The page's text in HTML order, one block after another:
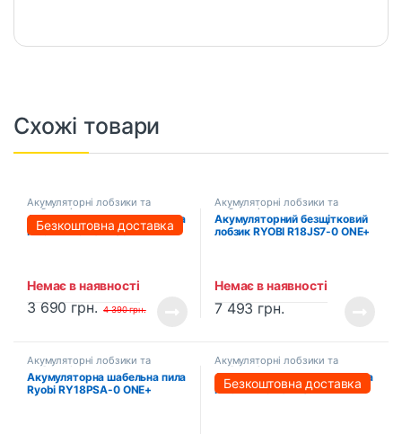
Схожі товари
Акумуляторні лобзики та
шабельні пили
Безкоштовна доставка
Акумуляторна шабельна пила
PROFI-TEC BJR2032BL
Немає в наявності
3 690 грн. 4 390грн.
Акумуляторні лобзики та
шабельні пили
Акумуляторний безщітковий
лобзик RYOBI R18JS7-0 ONE+
Немає в наявності
7 493 грн.
Акумуляторні лобзики та
шабельні пили
Акумуляторна шабельна пила
Ryobi RY18PSA-0 ONE+
Акумуляторні лобзики та
шабельні пили
Безкоштовна доставка
Акумуляторна шабельна пила
PROFI-TEC BJR2022